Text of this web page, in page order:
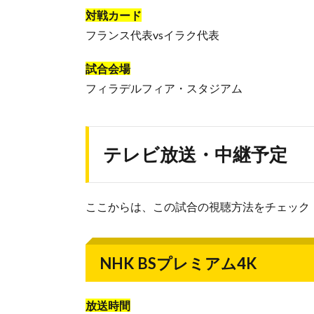
対戦カード
フランス代表vsイラク代表
試合会場
フィラデルフィア・スタジアム
テレビ放送・中継予定
ここからは、この試合の視聴方法をチェック
NHK BSプレミアム4K
放送時間